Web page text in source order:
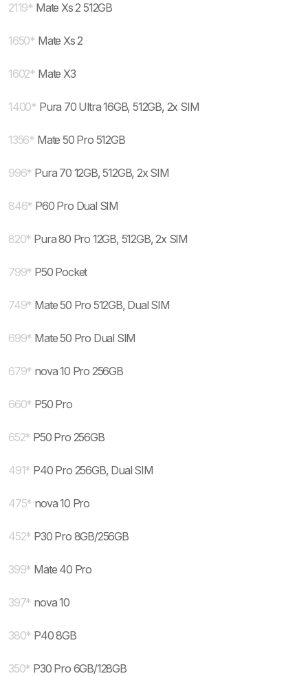
2119* Mate Xs 2 512GB
1650* Mate Xs 2
1602* Mate X3
1400* Pura 70 Ultra 16GB, 512GB, 2x SIM
1356* Mate 50 Pro 512GB
996* Pura 70 12GB, 512GB, 2x SIM
846* P60 Pro Dual SIM
820* Pura 80 Pro 12GB, 512GB, 2x SIM
799* P50 Pocket
749* Mate 50 Pro 512GB, Dual SIM
699* Mate 50 Pro Dual SIM
679* nova 10 Pro 256GB
660* P50 Pro
652* P50 Pro 256GB
491* P40 Pro 256GB, Dual SIM
475* nova 10 Pro
452* P30 Pro 8GB/256GB
399* Mate 40 Pro
397* nova 10
380* P40 8GB
350* P30 Pro 6GB/128GB